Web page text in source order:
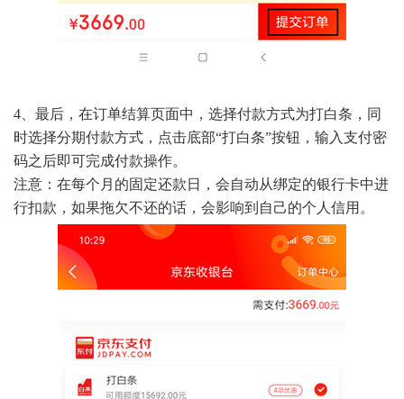
4、最后，在订单结算页面中，选择付款方式为打白条，同
时选择分期付款方式，点击底部“打白条”按钮，输入支付密
码之后即可完成付款操作。
注意：在每个月的固定还款日，会自动从绑定的银行卡中进
行扣款，如果拖欠不还的话，会影响到自己的个人信用。